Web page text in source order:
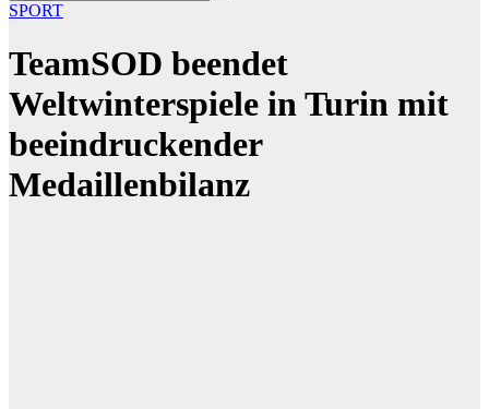
SPORT
TeamSOD beendet
Weltwinterspiele in Turin mit
beeindruckender
Medaillenbilanz